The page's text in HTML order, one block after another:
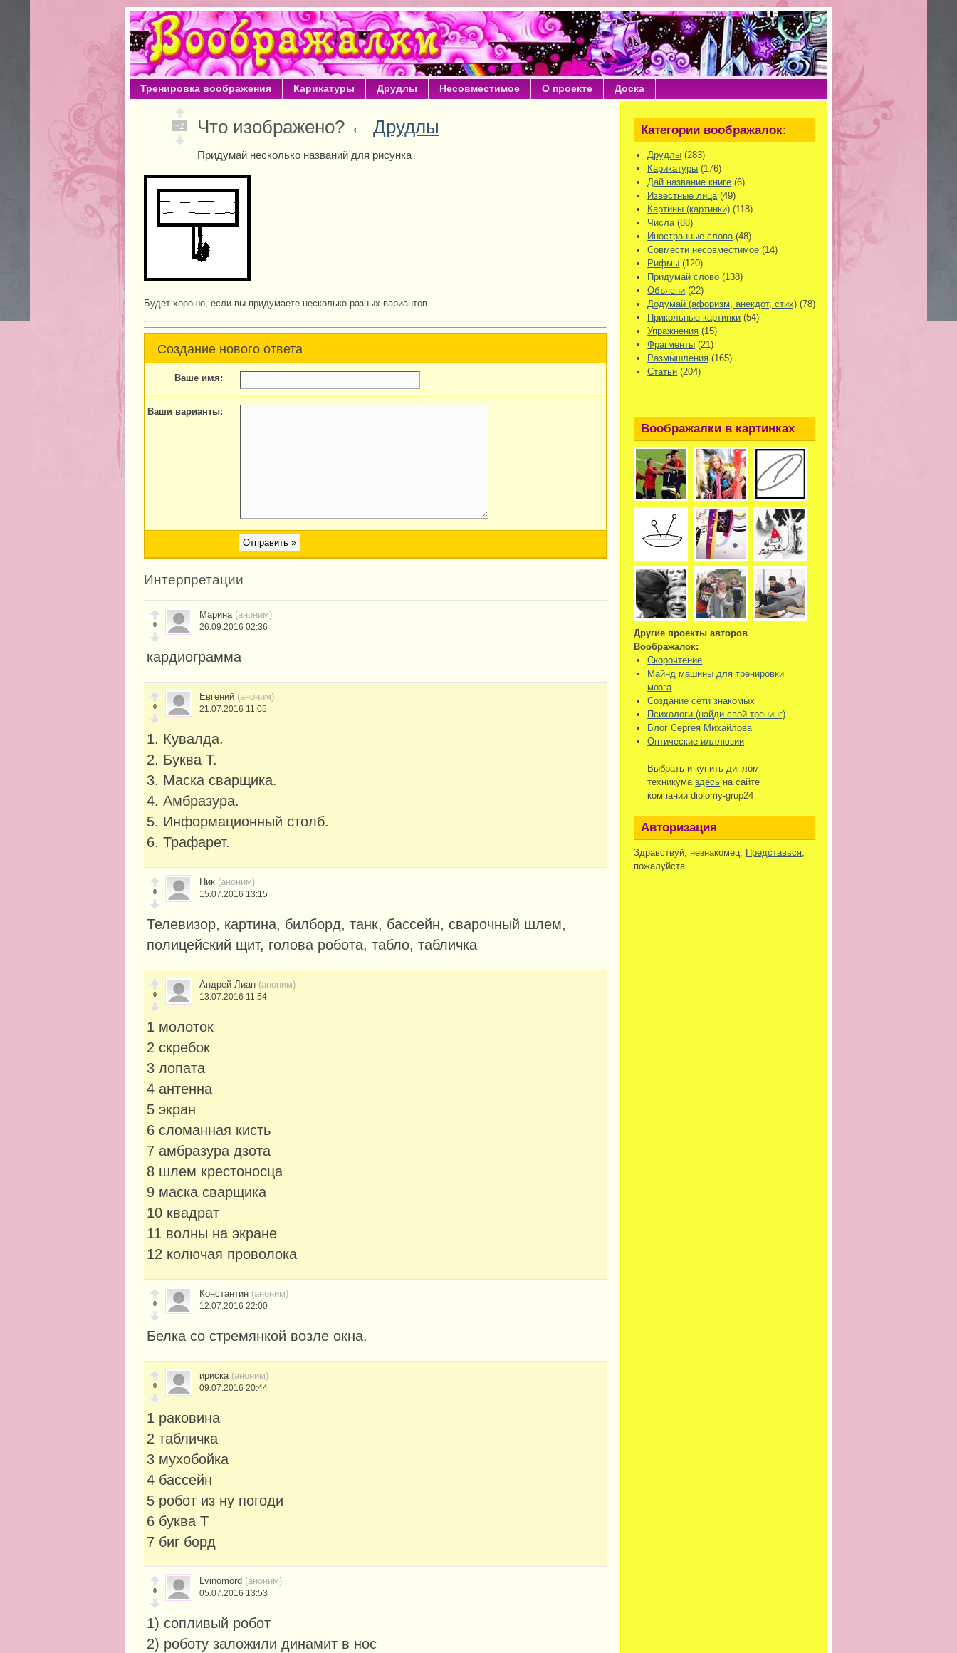
Тренировка воображения Карикатуры Друдлы Несовместимое О проекте Доска
+2 Что изображено? ← Друдлы
Придумай несколько названий для рисунка
Будет хорошо, если вы придумаете несколько разных вариантов.
Создание нового ответа
Ваше имя:
Ваши варианты:
Интерпретации
0
Марина (аноним)
26.09.2016 02:36
кардиограмма
0
Евгений (аноним)
21.07.2016 11:05
1. Кувалда.
2. Буква Т.
3. Маска сварщика.
4. Амбразура.
5. Информационный столб.
6. Трафарет.
0
Ник (аноним)
15.07.2016 13:15
Телевизор, картина, билборд, танк, бассейн, сварочный шлем,
полицейский щит, голова робота, табло, табличка
0
Андрей Лиан (аноним)
13.07.2016 11:54
1 молоток
2 скребок
3 лопата
4 антенна
5 экран
6 сломанная кисть
7 амбразура дзота
8 шлем крестоносца
9 маска сварщика
10 квадрат
11 волны на экране
12 колючая проволока
0
Константин (аноним)
12.07.2016 22:00
Белка со стремянкой возле окна.
0
ириска (аноним)
09.07.2016 20:44
1 раковина
2 табличка
3 мухобойка
4 бассейн
5 робот из ну погоди
6 буква Т
7 биг борд
0
Lvinomord (аноним)
05.07.2016 13:53
1) сопливый робот
2) роботу заложили динамит в нос
Категории воображалок:
Друдлы (283)
Карикатуры (176)
Дай название книге (6)
Известные лица(49)
Картины (картинки) (118)
Числа(88)
Иностранные слова(48)
Совмести несовместимое (14)
Рифмы (120)
Придумай слово (138)
Объясни (22)
Додумай (афоризм, анекдот, стих) (78)
Прикольные картинки (54)
Упражнения (15)
Фрагменты (21)
Размышления (165)
Статьи (204)
Воображалки в картинках
Другие проекты авторов
Воображалок:
Скорочтение
Майнд машины для тренировки
мозга
Создание сети знакомых
Психологи (найди свой тренинг)
Блог Сергея Михайлова
Оптические илллюзии
Выбрать и купить диплом
техникумаздесь на сайте
компании diplomy-grup24
Авторизация
Здравствуй, незнакомец. Представься,
пожалуйста